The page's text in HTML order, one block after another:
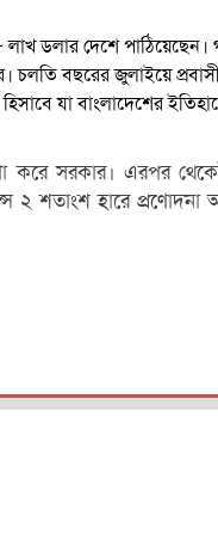
ডলার দেশে
চলতি বছরের জুলাইয়ে
যা বাংলাদেশের
করে সরকার। এরপর
২ শতাংশ হারে প্রণোদনা